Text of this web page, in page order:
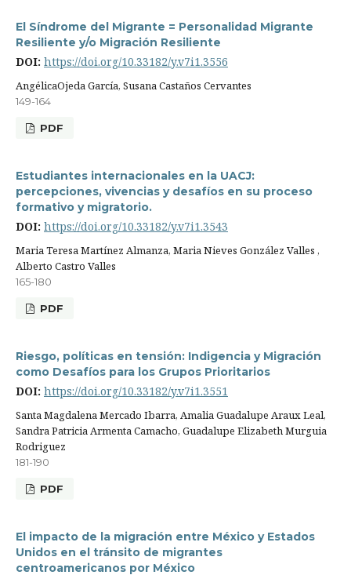
El Síndrome del Migrante = Personalidad Migrante
Resiliente y/o Migración Resiliente
DOI: https://doi.org/10.33182/y.v7i1.3556
AngélicaOjeda García, Susana Castaños Cervantes
149-164
PDF
Estudiantes internacionales en la UACJ:
percepciones, vivencias y desafíos en su proceso
formativo y migratorio.
DOI: https://doi.org/10.33182/y.v7i1.3543
Maria Teresa Martínez Almanza, Maria Nieves González Valles ,
Alberto Castro Valles
165-180
PDF
Riesgo, políticas en tensión: Indigencia y Migración
como Desafíos para los Grupos Prioritarios
DOI: https://doi.org/10.33182/y.v7i1.3551
Santa Magdalena Mercado Ibarra, Amalia Guadalupe Araux Leal,
Sandra Patricia Armenta Camacho, Guadalupe Elizabeth Murguia
Rodriguez
181-190
PDF
El impacto de la migración entre México y Estados
Unidos en el tránsito de migrantes
centroamericanos por México